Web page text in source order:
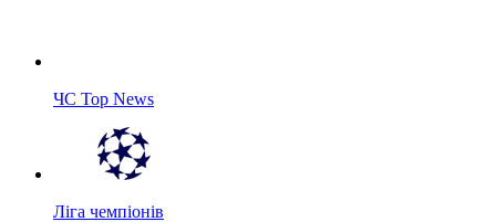
ЧС Top News
Ліга чемпіонів